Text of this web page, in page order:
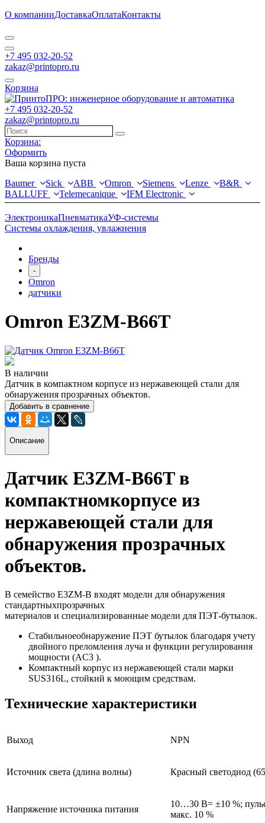
О компанииДоставкаОплатаКонтакты
+7 495 032-20-52
zakaz@printopro.ru
Корзина
+7 495 032-20-52
zakaz@printopro.ru
Корзина:
Оформить
Ваша корзина пуста
Baumer
Sick ABB Omron Siemens Lenze
B&R
BALLUFF
Telemecanique IFM Electronic
ЭлектроникаПневматикаУФ-системы
Системы охлаждения, увлажнения
Бренды
-
Omron
датчики
Omron E3ZM-B66T
В наличии
Датчик в компактном корпусе из нержавеющей стали для
обнаружения прозрачных объектов.
Добавить в сравнение
Описание
Датчик E3ZM-B66T в
компактномкорпусе из
нержавеющей стали для
обнаружения прозрачных
объектов.
В семейство E3ZM-B входят модели для обнаружения
стандартныхпрозрачных
материалов и специализированные модели для ПЭТ-бутылок.
Стабильноеобнаружение ПЭТ бутылок благодаря учету
двойного преломления луча и функции регулирования
мощности (AC3 ).
Компактный корпус из нержавеющей стали марки
SUS316L, стойкий к моющим средствам.
Технические характеристики
Выход NPN
Источник света (длина волны) Красный светодиод
Напряжение источника питания
10…30 В= ±10 %;
макс. 10 %